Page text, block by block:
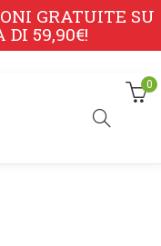
GRATUITE SU
59,90€!
0